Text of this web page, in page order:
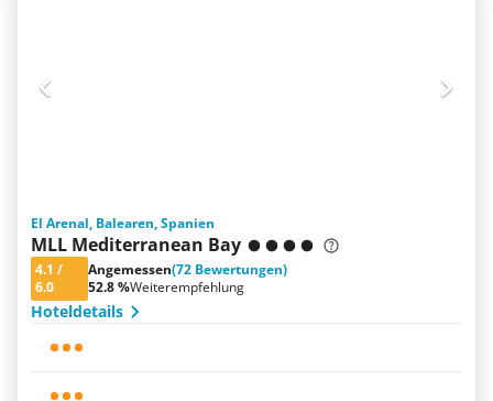
El Arenal, Balearen, Spanien
MLL Mediterranean Bay
4.1 /
6.0
Angemessen(72 Bewertungen)
52.8 %Weiterempfehlung
Hoteldetails